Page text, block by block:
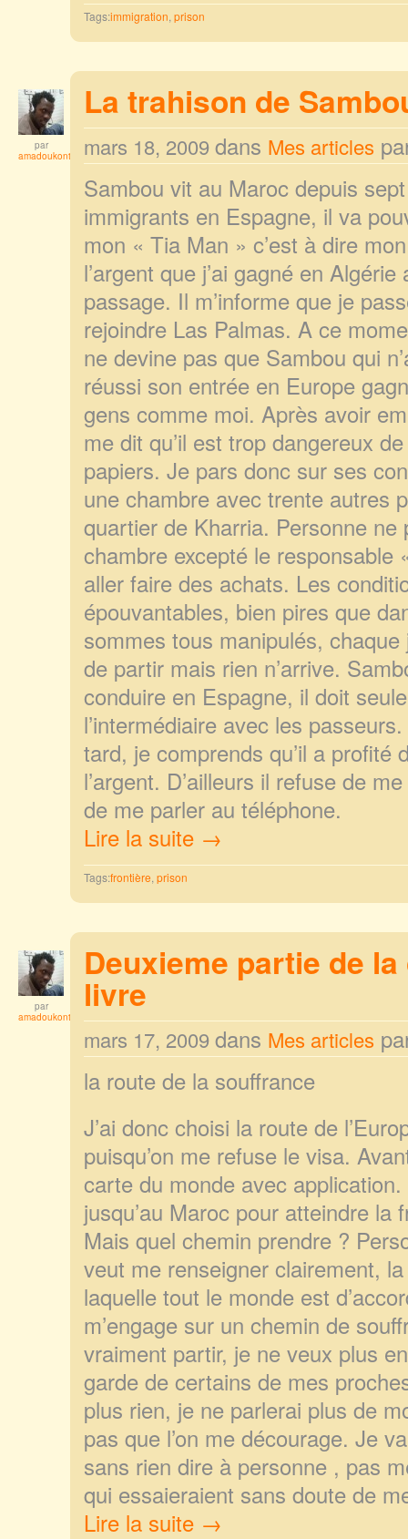
Tags:immigration, prison
par
amadoukonta
La trahison de
mars 18, 2009 dans Mes articles
Sambou vit au Maroc depuis
immigrants en Espagne, il va
mon « Tia Man » c’est à dire
l’argent que j’ai gagné en
passage. Il m’informe que je
rejoindre Las Palmas. A ce
ne devine pas que Sambou qui
réussi son entrée en Europe
gens comme moi. Après avoir
me dit qu’il est trop dangereux
papiers. Je pars donc sur ses
une chambre avec trente autres
quartier de Kharria. Personne
chambre excepté le responsable
aller faire des achats. Les
épouvantables, bien pires que
sommes tous manipulés,
de partir mais rien n’arrive.
conduire en Espagne, il doit
l’intermédiaire avec les
tard, je comprends qu’il a profité
l’argent. D’ailleurs il refuse de
de me parler au téléphone.
Lire la suite →
Tags:frontière, prison
par
amadoukonta
Deuxieme partie de
livre
mars 17, 2009 dans Mes articles
la route de la souffrance
J’ai donc choisi la route de
puisqu’on me refuse le visa.
carte du monde avec
jusqu’au Maroc pour atteindre la
Mais quel chemin prendre ?
veut me renseigner clairement,
laquelle tout le monde est
m’engage sur un chemin de
vraiment partir, je ne veux plus
garde de certains de mes
plus rien, je ne parlerai plus de
pas que l’on me décourage. Je
sans rien dire à personne , pas
qui essaieraient sans doute de
Lire la suite →